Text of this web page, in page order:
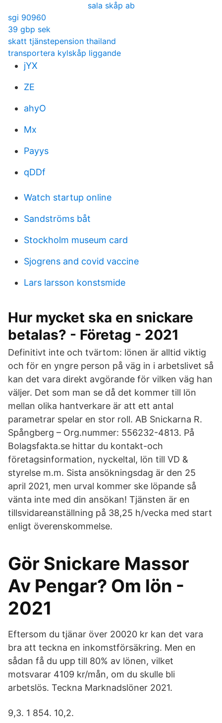
sala skåp ab
sgi 90960
39 gbp sek
skatt tjänstepension thailand
transportera kylskåp liggande
jYX
ZE
ahyO
Mx
Payys
qDDf
Watch startup online
Sandströms båt
Stockholm museum card
Sjogrens and covid vaccine
Lars larsson konstsmide
Hur mycket ska en snickare
betalas? - Företag - 2021
Definitivt inte och tvärtom: lönen är alltid viktig
och för en yngre person på väg in i arbetslivet så
kan det vara direkt avgörande för vilken väg han
väljer. Det som man se då det kommer till lön
mellan olika hantverkare är att ett antal
parametrar spelar en stor roll. AB Snickarna R.
Spångberg – Org.nummer: 556232-4813. På
Bolagsfakta.se hittar du kontakt-och
företagsinformation, nyckeltal, lön till VD &
styrelse m.m. Sista ansökningsdag är den 25
april 2021, men urval kommer ske löpande så
vänta inte med din ansökan! Tjänsten är en
tillsvidareanställning på 38,25 h/vecka med start
enligt överenskommelse.
Gör Snickare Massor
Av Pengar? Om lön -
2021
Eftersom du tjänar över 20020 kr kan det vara
bra att teckna en inkomstförsäkring. Men en
sådan få du upp till 80% av lönen, vilket
motsvarar 4109 kr/mån, om du skulle bli
arbetslös. Teckna Marknadslöner 2021.
9,3. 1 854. 10,2.